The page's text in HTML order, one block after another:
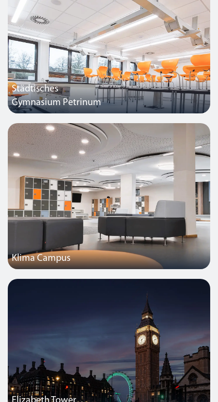
Helligkeit ist nun etwa 1,5-mal höher als zuvor.
Städtisches
Gymnasium Petrinum
Dieser neu erbaute Schulanbau ist auf hohe Effizienz ausgelegt und
vollständig mit Leuchten von Thorlux Lighting ausgestattet. In den
Fachräumen für Biologie, Chemie und Physik kommen Kanby Zip-
Leuchten zum Einsatz.
Klima Campus
Dieses deutsche Schulgebäude verfügt über fast 1.000 Thorlux-